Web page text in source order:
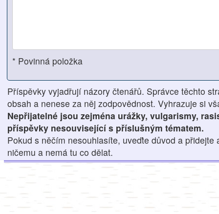
* Povinná položka
Příspěvky vyjadřují názory čtenářů. Správce těchto
obsah a nenese za něj zodpovědnost. Vyhrazuje si
Nepřijatelné jsou zejména urážky, vulgarismy,
příspěvky nesouvisející s příslušným tématem.
Pokud s něčím nesouhlasíte, uveďte důvod a přidejte
ničemu a nemá tu co dělat.